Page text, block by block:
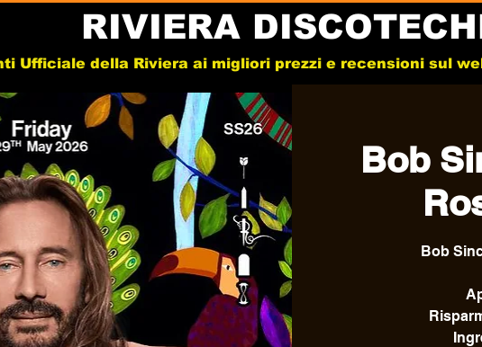
RIVIERA
Ufficiale della Riviera ai migliori prezzi e recensioni sul
Bob
Bob